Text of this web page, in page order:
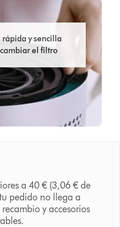
rápida y sencilla
el filtro
a 40 € (3,06 € de
pedido no llega a
y accesorios